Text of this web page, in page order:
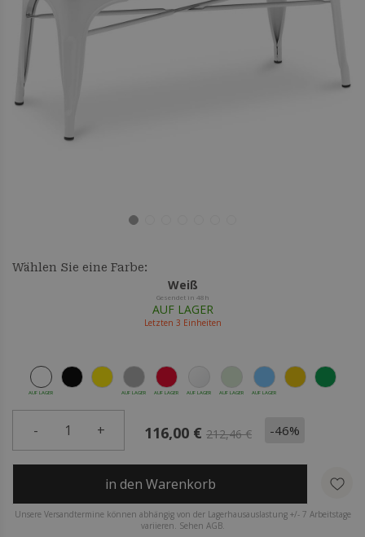
Wählen Sie eine Farbe:
Weiß
Gesendet in 48h
AUF LAGER
Letzten 3 Einheiten
AUF LAGER AUF LAGER AUF LAGER AUF LAGER AUF LAGER AUF LAGER
- 1 + 116,00 € 212,46 € -46%
in den Warenkorb
Unsere Versandtermine können abhängig von der Lagerhausauslastung +/- 7 Arbeitstage
variieren. Sehen AGB.